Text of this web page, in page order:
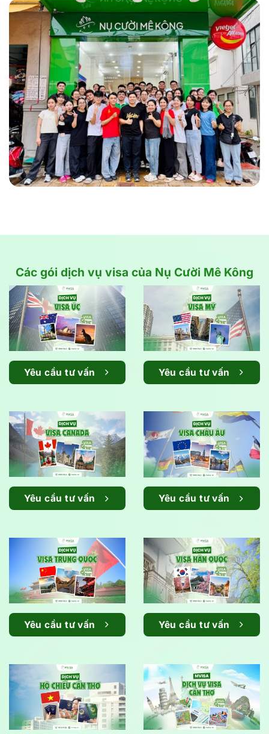
Các gói dịch vụ visa của Nụ Cười Mê Kông
Yêu cầu tư vấn Yêu cầu tư vấn
Yêu cầu tư vấn Yêu cầu tư vấn
Yêu cầu tư vấn Yêu cầu tư vấn